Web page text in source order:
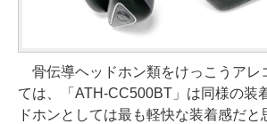
骨伝導ヘッドホン類をけっこうアレ
ては、「ATH-CC500BT」は同様の装
ドホンとしては最も軽快な装着感だと